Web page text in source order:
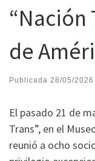
“Nación
de
Publicada 28/05/2026
El pasado 21 de
Trans”, en el
reunió a ocho